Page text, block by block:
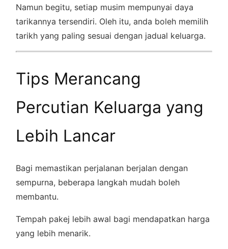
Namun begitu, setiap musim mempunyai daya
tarikannya tersendiri. Oleh itu, anda boleh memilih
tarikh yang paling sesuai dengan jadual keluarga.
Tips Merancang
Percutian Keluarga yang
Lebih Lancar
Bagi memastikan perjalanan berjalan dengan
sempurna, beberapa langkah mudah boleh
membantu.
Tempah pakej lebih awal bagi mendapatkan harga
yang lebih menarik.